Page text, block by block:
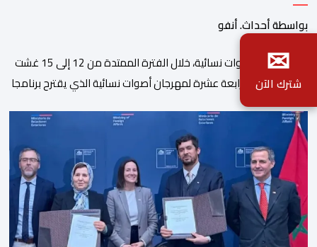
بواسطة أحداث. أنفو
تنظم جمعية أصوات نسائية، خلال الفترة الممتدة من 12 إلى 15 غشت
2026، الدورة الرابعة عشرة لمهرجان أصوات نسائية الذي يقترح برنامجا
متنوعا يجمع بين الإبداع الفني والسهرات المجانية والمبادرات
الاجتماعية والتضامنية والإنسانية. ووفق بلاغ للمنظمين، تقترح هذه
الدورة، التي تنظم تحت الرعاية السامية لصاحب الجلالة الملك محمد
السادس، تحت شعار “سيدات البحر الأبيض المتوسط، […]
✉
شترك الآن